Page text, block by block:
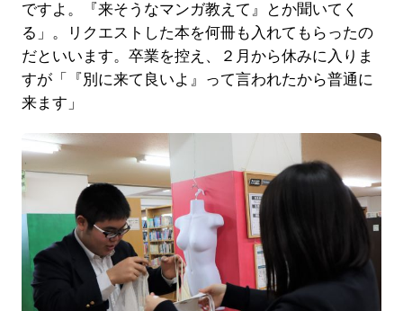
ですよ。『来そうなマンガ教えて』とか聞いてく
る」。リクエストした本を何冊も入れてもらったの
だといいます。卒業を控え、２月から休みに入りま
すが「『別に来て良いよ』って言われたから普通に
来ます」